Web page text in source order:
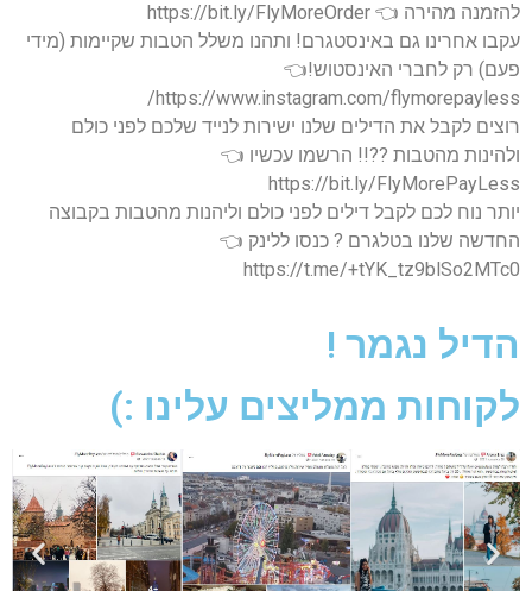
להזמנה מהירה 👈 https://bit.ly/FlyMoreOrder
עקבו אחרינו גם באינסטגרם! ותהנו משלל הטבות שקיימות (מידי
פעם) רק לחברי האינסטוש!👈
https://www.instagram.com/flymorepayless/
רוצים לקבל את הדילים שלנו ישירות לנייד שלכם לפני כולם
ולהינות מהטבות ??!! הרשמו עכשיו 👈
https://bit.ly/FlyMorePayLess
יותר נוח לכם לקבל דילים לפני כולם וליהנות מהטבות בקבוצה
החדשה שלנו בטלגרם ? כנסו ללינק 👈
https://t.me/+tYK_tz9blSo2MTc0
הדיל נגמר !
לקוחות ממליצים עלינו :)